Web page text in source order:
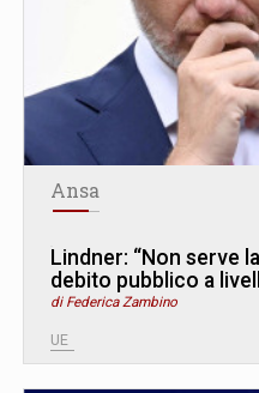
Ansa
Lindner: “Non serve
debito pubblico a
di Federica Zambino
UE